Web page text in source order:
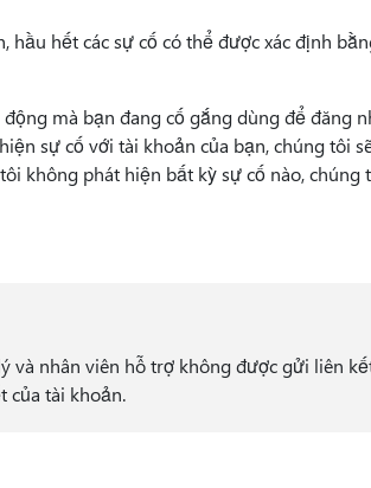
hết các sự cố có thể được xác định
mà bạn đang cố gắng dùng để đăng
sự cố với tài khoản của bạn, chúng tôi
không phát hiện bất kỳ sự cố nào, chúng
và nhân viên hỗ trợ không được gửi liên
của tài khoản.